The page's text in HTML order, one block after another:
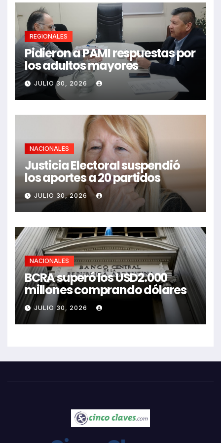
REGIONALES
Pidieron a PAMI respuestas por
los adultos mayores
JULIO 30, 2026
NACIONALES
Justicia Electoral suspendió
los aportes a 20 partidos
JULIO 30, 2026
NACIONALES
BCRA superó los USD2.000
millones comprando dólares
JULIO 30, 2026